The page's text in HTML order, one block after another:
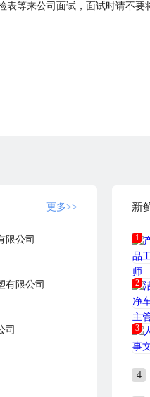
表等来公司面试，面试时请不
更多>>
限公司
有限公司
司
新
1
2
3
4